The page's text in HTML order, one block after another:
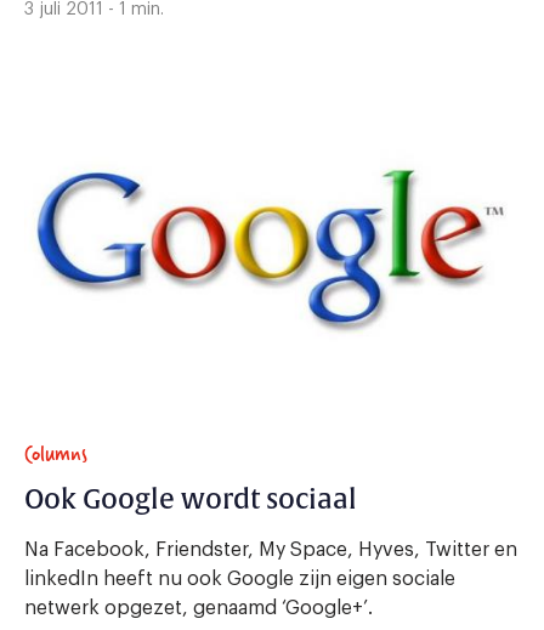
3 juli 2011 - 1 min.
Columns
Ook Google wordt sociaal
Na Facebook, Friendster, My Space, Hyves, Twitter en
linkedIn heeft nu ook Google zijn eigen sociale
netwerk opgezet, genaamd ‘Google+’.